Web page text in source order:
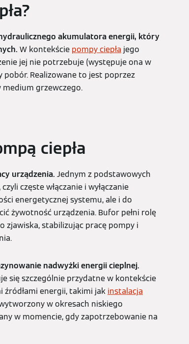
akumulatora energii, który
W kontekście pompy ciepła jego
jej nie potrzebuje (występuje ona w
pobór. Realizowane to jest poprzez
grzewczego.
ciepła
urządzenia. Jednym z podstawowych
częste włączanie i wyłączanie
energetycznej systemu, ale i do
żywotność urządzenia. Bufor pełni rolę
zjawiska, stabilizując pracę pompy i
nadwyżki energii cieplnej.
się szczególnie przydatne w kontekście
energii, takimi jak instalacja
w okresach niskiego
w momencie, gdy zapotrzebowanie na